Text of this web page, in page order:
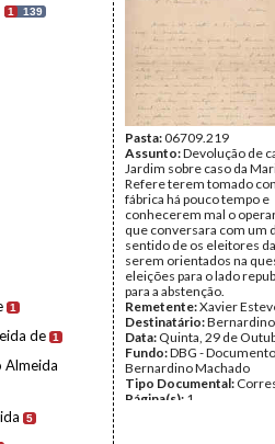
1 139
1
de 1
Almeida
5
Pasta:06709.219
Assunto:Devolução de
Jardim sobre caso da
Refere terem tomado
fábrica há pouco tempo e
conhecerem mal o
que conversara com um
sentido de os eleitores
serem orientados na
eleições para o lado
para a abstenção.
Remetente:Xavier
Destinatário:
Data: Quinta, 29 de
Fundo:DBG -
Bernardino Machado
Tipo Documental:
Página(s): 1